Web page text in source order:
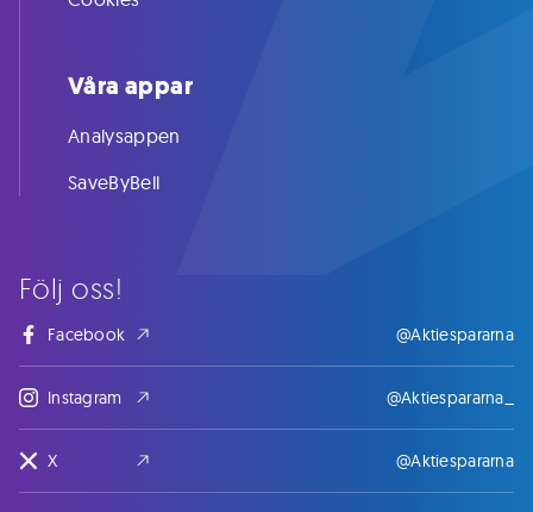
Följ oss!
Facebook @Aktiespararna
Instagram @Aktiespararna_
X @Aktiespararna
Våra appar
Analysappen
SaveByBell